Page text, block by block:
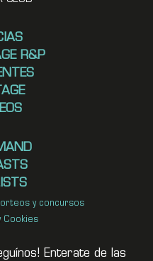
R&P
y concursos
Cookies
Enterate de las